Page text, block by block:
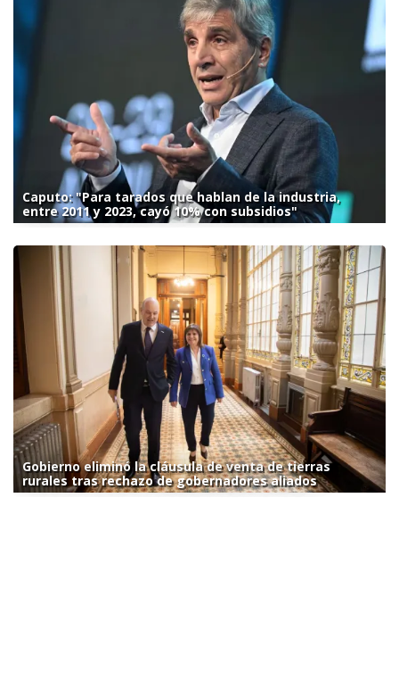
Caputo: "Para tarados que hablan de la industria,
entre 2011 y 2023, cayó 10% con subsidios"
Gobierno eliminó la cláusula de venta de tierras
rurales tras rechazo de gobernadores aliados